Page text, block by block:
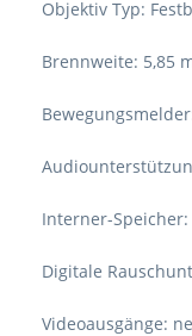
Objektiv Typ:
Brennweite: 5,85
Interner-
Digitale
Videoausgänge: